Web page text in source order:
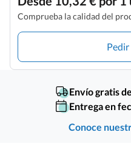
Comprueba la calidad del
Envío gratis
Entrega en
Conoce